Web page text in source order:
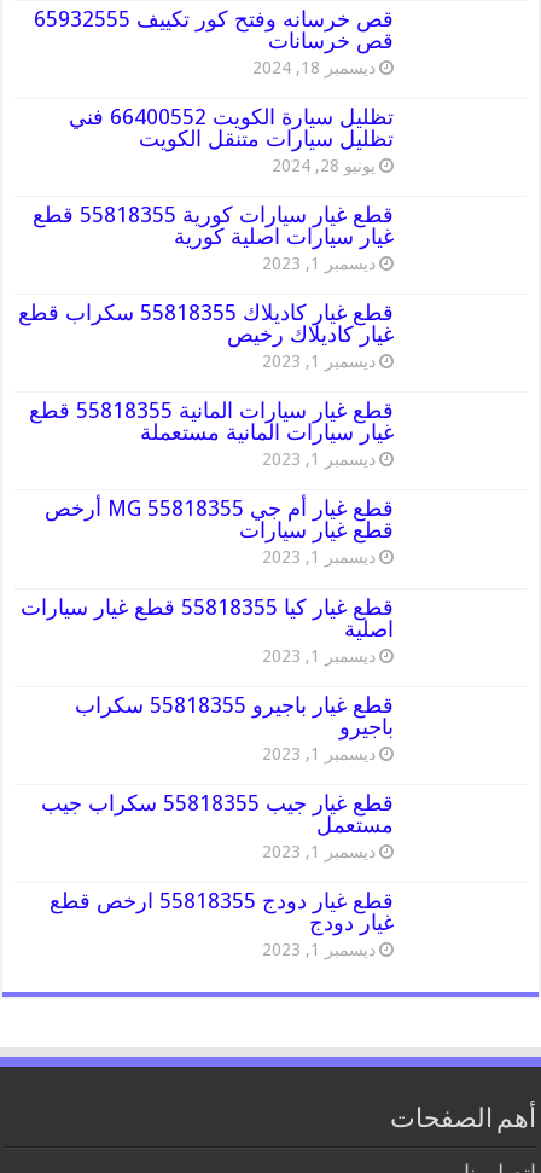
قص خرسانه وفتح كور تكييف 65932555
قص خرسانات
ديسمبر 18, 2024
تظليل سيارة الكويت 66400552 فني
تظليل سيارات متنقل الكويت
يونيو 28, 2024
قطع غيار سيارات كورية 55818355 قطع
غيار سيارات اصلية كورية
ديسمبر 1, 2023
قطع غيار كاديلاك 55818355 سكراب قطع
غيار كاديلاك رخيص
ديسمبر 1, 2023
قطع غيار سيارات المانية 55818355 قطع
غيار سيارات المانية مستعملة
ديسمبر 1, 2023
قطع غيار أم جي MG 55818355 أرخص
قطع غيار سيارات
ديسمبر 1, 2023
قطع غيار كيا 55818355 قطع غيار سيارات
اصلية
ديسمبر 1, 2023
قطع غيار باجيرو 55818355 سكراب
باجيرو
ديسمبر 1, 2023
قطع غيار جيب 55818355 سكراب جيب
مستعمل
ديسمبر 1, 2023
قطع غيار دودج 55818355 ارخص قطع
غيار دودج
ديسمبر 1, 2023
أهم الصفحات